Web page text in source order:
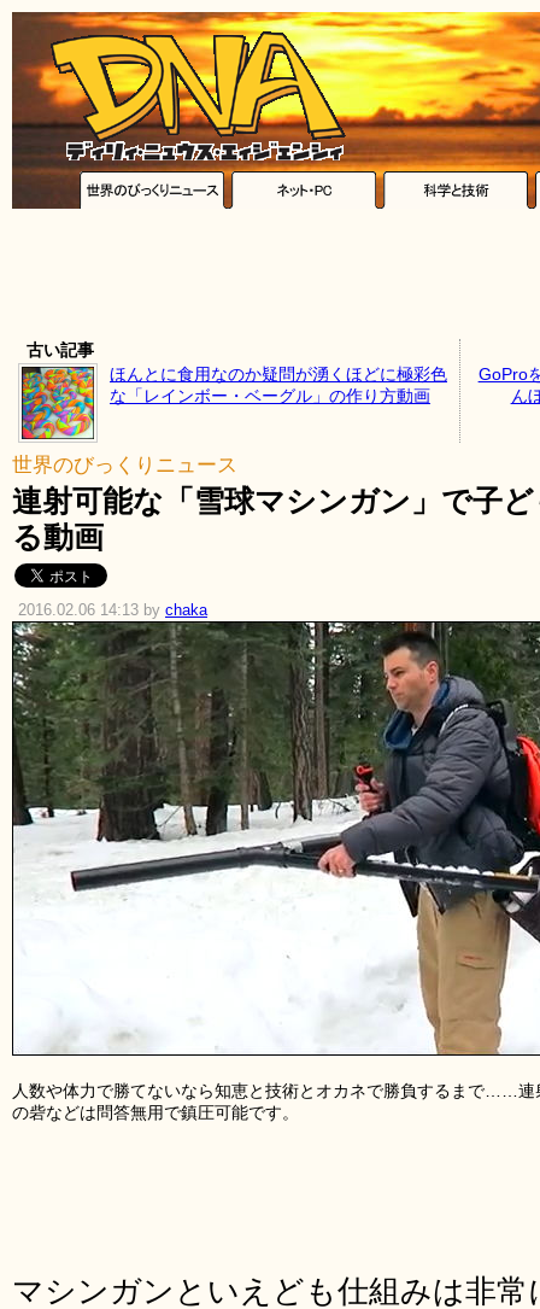
古い記事
ほんとに食用なのか疑問が湧くほどに極彩色
な「レインボー・ベーグル」の作り方動画
GoPro
ん
世界のびっくりニュース
連射可能な「雪球マシンガン」で子
る動画
2016.02.06 14:13 by chaka
人数や体力で勝てないなら知恵と技術とオカネで勝負するまで……
の砦などは問答無用で鎮圧可能です。
マシンガンといえども仕組みは非